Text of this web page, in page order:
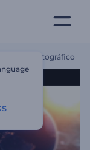
Cinematográfico